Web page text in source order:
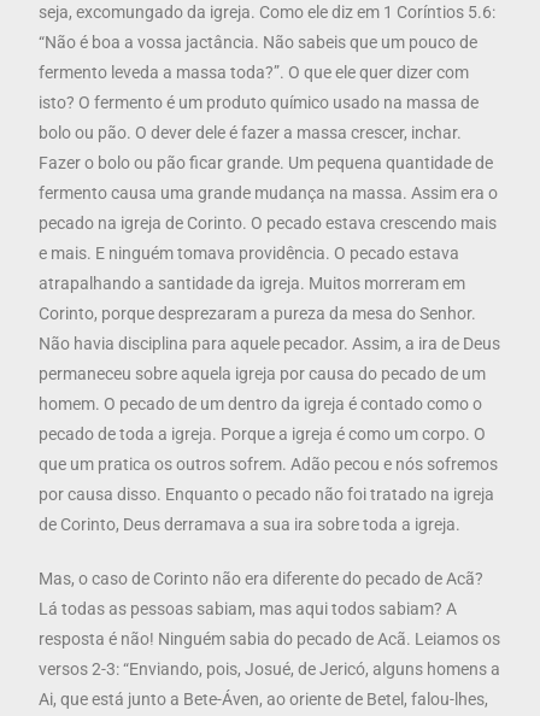
seja, excomungado da igreja. Como ele diz em 1 Coríntios 5.6:
“Não é boa a vossa jactância. Não sabeis que um pouco de
fermento leveda a massa toda?”. O que ele quer dizer com
isto? O fermento é um produto químico usado na massa de
bolo ou pão. O dever dele é fazer a massa crescer, inchar.
Fazer o bolo ou pão ficar grande. Um pequena quantidade de
fermento causa uma grande mudança na massa. Assim era o
pecado na igreja de Corinto. O pecado estava crescendo mais
e mais. E ninguém tomava providência. O pecado estava
atrapalhando a santidade da igreja. Muitos morreram em
Corinto, porque desprezaram a pureza da mesa do Senhor.
Não havia disciplina para aquele pecador. Assim, a ira de Deus
permaneceu sobre aquela igreja por causa do pecado de um
homem. O pecado de um dentro da igreja é contado como o
pecado de toda a igreja. Porque a igreja é como um corpo. O
que um pratica os outros sofrem. Adão pecou e nós sofremos
por causa disso. Enquanto o pecado não foi tratado na igreja
de Corinto, Deus derramava a sua ira sobre toda a igreja.
Mas, o caso de Corinto não era diferente do pecado de Acã?
Lá todas as pessoas sabiam, mas aqui todos sabiam? A
resposta é não! Ninguém sabia do pecado de Acã. Leiamos os
versos 2-3: “Enviando, pois, Josué, de Jericó, alguns homens a
Ai, que está junto a Bete-Áven, ao oriente de Betel, falou-lhes,